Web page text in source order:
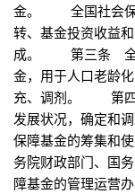
金。 全国社会保
转、基金投资收益
成。 第三条 全国
金，用于人口老龄
充、调剂。 第四
发展状况，确定
保障基金的筹集
务院财政部门、国
障基金的管理运